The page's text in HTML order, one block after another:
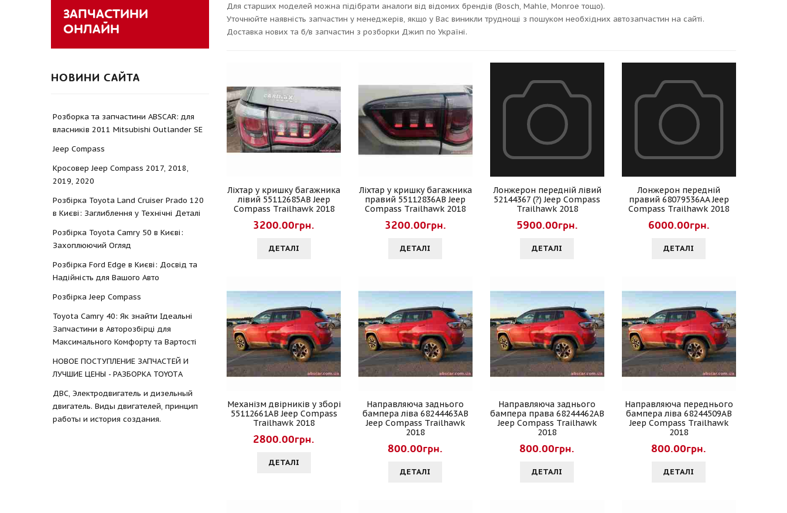
Для старших моделей можна підібрати аналоги від відомих брендів (Bosch, Mahle, Monroe тощо).
Уточнюйте наявність запчастин у менеджерів, якщо у Вас виникли труднощі з пошуком необхідних автозапчастин на сайті.
Доставка нових та б/в запчастин з розборки Джип по Україні.
Ліхтар у кришку багажника
лівий 55112685AB Jeep
Compass Trailhawk 2018
3200.00грн.
ДЕТАЛI
Ліхтар у кришку багажника
правий 55112836AB Jeep
Compass Trailhawk 2018
3200.00грн.
ДЕТАЛI
Лонжерон передній лівий
52144367 (?) Jeep Compass
Trailhawk 2018
5900.00грн.
ДЕТАЛI
Лонжерон передній
правий 68079536AA Jeep
Compass Trailhawk 2018
6000.00грн.
ДЕТАЛI
Механізм двірників у зборі
55112661AB Jeep Compass
Trailhawk 2018
2800.00грн.
ДЕТАЛI
Направляюча заднього
бампера ліва 68244463AB
Jeep Compass Trailhawk
2018
800.00грн.
ДЕТАЛI
Направляюча заднього
бампера права 68244462AB
Jeep Compass Trailhawk
2018
800.00грн.
ДЕТАЛI
Направляюча переднього
бампера ліва 68244509AB
Jeep Compass Trailhawk
2018
800.00грн.
ДЕТАЛI
ЗАПЧАСТИНИ
ОНЛАЙН
НОВИНИ САЙТА
Розборка та запчастини ABSCAR: для
власників 2011 Mitsubishi Outlander SE
Jeep Compass
Кросовер Jeep Compass 2017, 2018,
2019, 2020
Розбірка Toyota Land Cruiser Prado 120
в Києві: Заглиблення у Технічні Деталі
Розбірка Toyota Camry 50 в Києві:
Захоплюючий Огляд
Розбірка Ford Edge в Києві: Досвід та
Надійність для Вашого Авто
Розбірка Jeep Compass
Toyota Camry 40: Як знайти Ідеальні
Запчастини в Авторозбірці для
Максимального Комфорту та Вартості
НОВОЕ ПОСТУПЛЕНИЕ ЗАПЧАСТЕЙ И
ЛУЧШИЕ ЦЕНЫ - РАЗБОРКА TOYOTА
ДВС, Электродвигатель и дизельный
двигатель. Виды двигателей, принцип
работы и история создания.